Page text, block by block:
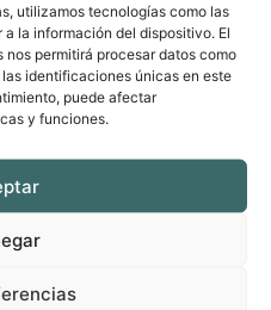
utilizamos tecnologías como las
la información del dispositivo. El
permitirá procesar datos como
identificaciones únicas en este
puede afectar
y funciones.
grupo. Incluye
visionado de videos
para fomentar la empatía y
enlazado